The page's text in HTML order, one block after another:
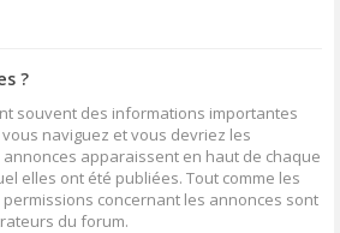
?
souvent des informations importantes
naviguez et vous devriez les
apparaissent en haut de chaque
elles ont été publiées. Tout comme les
concernant les annonces sont
du forum.